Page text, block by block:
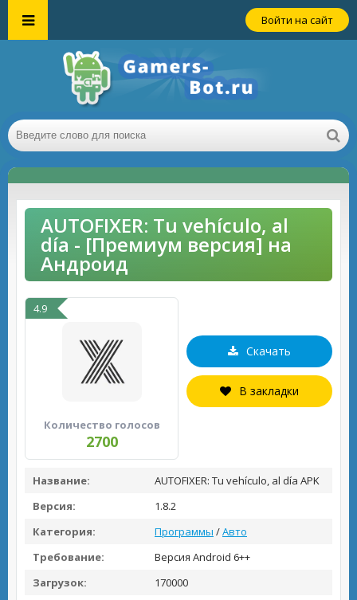
Войти на сайт
AUTOFIXER: Tu vehículo, al
día - [Премиум версия] на
Андроид
4.9
Количество голосов
2700
Скачать
В закладки
Название:
AUTOFIXER: Tu vehículo, al día APK
Версия:
1.8.2
Категория:
Программы /Авто
Требование:
Версия Android 6++
Загрузок:
170000